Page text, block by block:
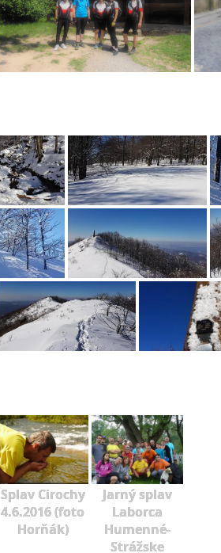
Splav Cirochy
4.6.2016 (foto
Horňák)
Jarný splav
Laborca
Humenné-
Strážske